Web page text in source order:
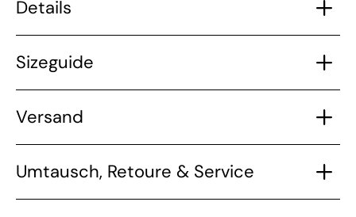
Details
Sizeguide
Versand
Umtausch, Retoure & Service